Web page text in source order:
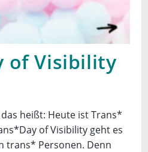
of Visibility
heißt: Heute ist Trans*
of Visibility geht es
trans* Personen. Denn